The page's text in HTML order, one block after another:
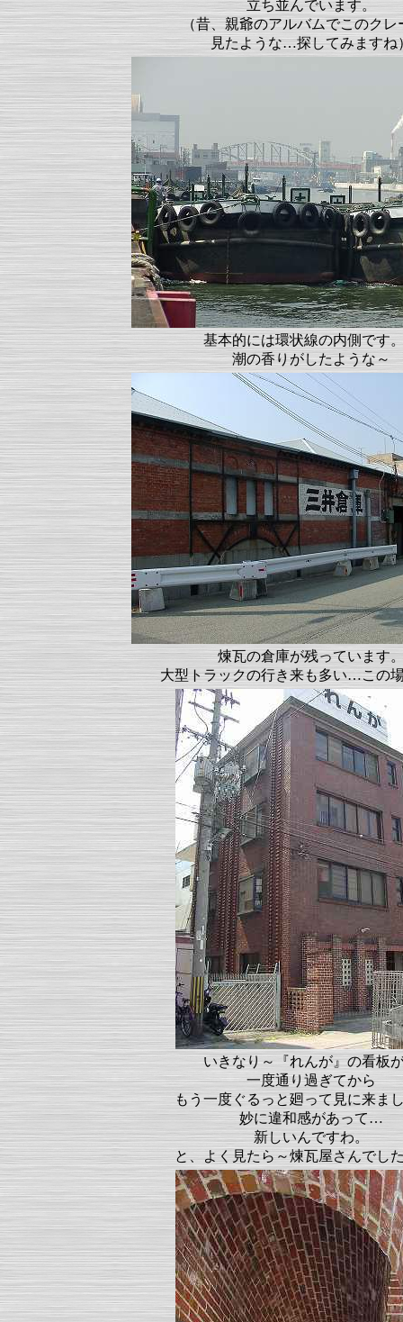
立ち並んでいます。
（昔、親爺のアルバムでこのクレ
見たような…探してみますね
基本的には環状線の内側です
潮の香りがしたような～
煉瓦の倉庫が残っています
大型トラックの行き来も多い…この
いきなり～『れんが』の看板
一度通り過ぎてから
もう一度ぐるっと廻って見に来ま
妙に違和感があって…
新しいんですわ。
と、よく見たら～煉瓦屋さんでし